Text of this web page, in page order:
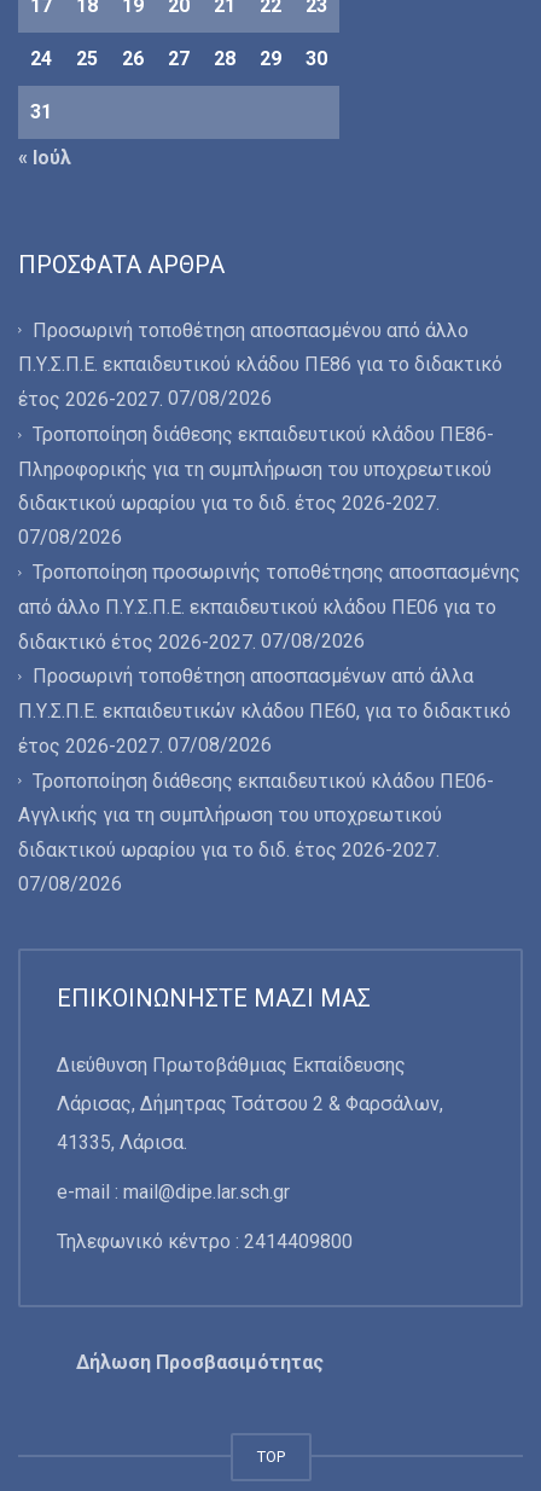
17 18 19 20 21 22 23
24 25 26 27 28 29 30
31
« Ιούλ
ΠΡΌΣΦΑΤΑ ΆΡΘΡΑ
Προσωρινή τοποθέτηση αποσπασμένου από άλλο
Π.Υ.Σ.Π.Ε. εκπαιδευτικού κλάδου ΠΕ86 για το διδακτικό
έτος 2026-2027. 07/08/2026
Τροποποίηση διάθεσης εκπαιδευτικού κλάδου ΠΕ86-
Πληροφορικής για τη συμπλήρωση του υποχρεωτικού
διδακτικού ωραρίου για το διδ. έτος 2026-2027.
07/08/2026
Τροποποίηση προσωρινής τοποθέτησης αποσπασμένης
από άλλο Π.Υ.Σ.Π.Ε. εκπαιδευτικού κλάδου ΠΕ06 για το
διδακτικό έτος 2026-2027. 07/08/2026
Προσωρινή τοποθέτηση αποσπασμένων από άλλα
Π.Υ.Σ.Π.Ε. εκπαιδευτικών κλάδου ΠΕ60, για το διδακτικό
έτος 2026-2027. 07/08/2026
Τροποποίηση διάθεσης εκπαιδευτικού κλάδου ΠΕ06-
Αγγλικής για τη συμπλήρωση του υποχρεωτικού
διδακτικού ωραρίου για το διδ. έτος 2026-2027.
07/08/2026
ΕΠΙΚΟΙΝΩΝΉΣΤΕ ΜΑΖΊ ΜΑΣ
Διεύθυνση Πρωτοβάθμιας Εκπαίδευσης
Λάρισας, Δήμητρας Τσάτσου 2 & Φαρσάλων,
41335, Λάρισα.
e-mail : mail@dipe.lar.sch.gr
Τηλεφωνικό κέντρο : 2414409800
Δήλωση Προσβασιμότητας
TOP